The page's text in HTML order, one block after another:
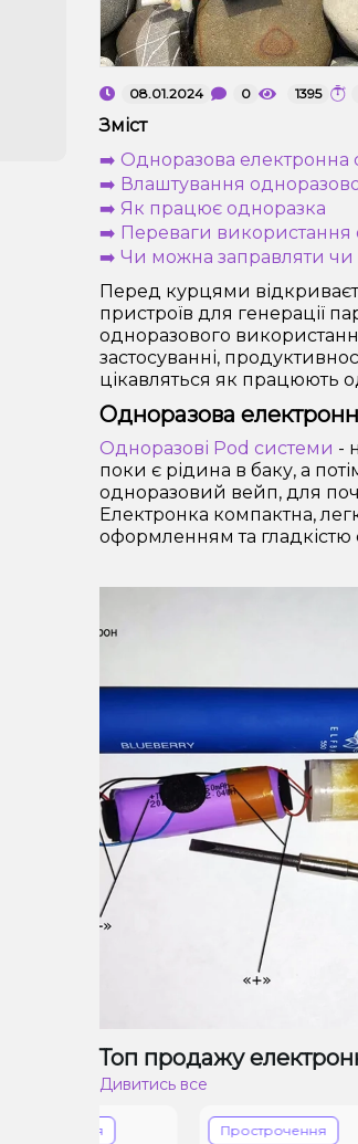
08.01.2024 0 1395
Зміст
➡️ Одноразова електронна
➡️ Влаштування
➡️ Як працює одноразка
➡️ Переваги використання
➡️ Чи можна заправляти чи
Перед курцями
пристроїв для генерації
одноразового
застосуванні,
цікавляться як працюють
Одноразова
Одноразові Pod системи -
поки є рідина в баку, а
одноразовий вейп, для
Електронка компактна,
оформленням та гладкістю
Топ продажу
Дивитись все
Прострочення